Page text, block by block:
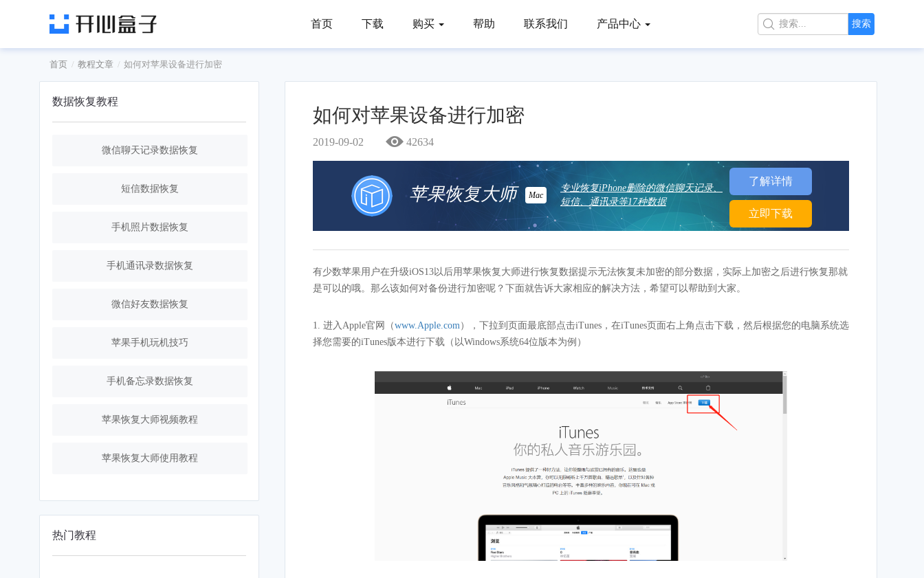
 搜索
首页 下载 购买 帮助 联系我们 产品中心
首页 教程文章 如何对苹果设备进行加密
数据恢复教程
微信聊天记录数据恢复
短信数据恢复
手机照片数据恢复
手机通讯录数据恢复
微信好友数据恢复
苹果手机玩机技巧
手机备忘录数据恢复
苹果恢复大师视频教程
苹果恢复大师使用教程
热门教程
如何对苹果设备进行加密
2019-09-02 42634
苹果恢复大师 Mac
专业恢复iPhone删除的微信聊天记录、
短信、通讯录等17种数据
了解详情
立即下载
有少数苹果用户在升级iOS13以后用苹果恢复大师进行恢复数据提示无法恢复未加密的部分数据，实际上加密之后进行恢复那就
是可以的哦。那么该如何对备份进行加密呢？下面就告诉大家相应的解决方法，希望可以帮助到大家。
1. 进入Apple官网（www.Apple.com），下拉到页面最底部点击iTunes，在iTunes页面右上角点击下载，然后根据您的电脑系统选
择您需要的iTunes版本进行下载（以Windows系统64位版本为例）